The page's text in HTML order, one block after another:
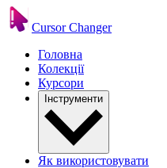
Cursor Changer
Головна
Колекції
Курсори
Інструменти
Як використовувати